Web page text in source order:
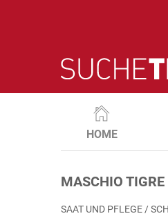
HOME
MASCHIO
SAAT UND PFLEGE /